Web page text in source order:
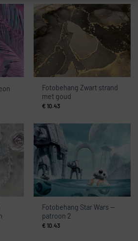
Fotobehang Zwart strand
met goud
€ 10.43
Fotobehang Star Wars —
patroon 2
€ 10.43